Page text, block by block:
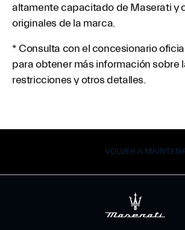
altamente capacitado de Maserati y
originales de la marca.
* Consulta con el concesionario
para obtener más información sobre
restricciones y otros detalles.
VOLVER A